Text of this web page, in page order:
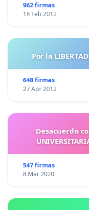
962 firmas
18 Feb 2012
Por la
648 firmas
27 Apr 2012
Desacuerdo
547 firmas
8 Mar 2020